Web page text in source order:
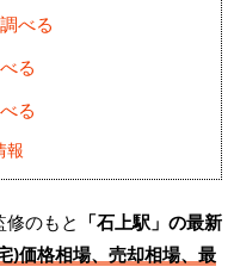
べる
る
る
報
のもと 「石上駅」の最新
)価格相場、売却相場、最